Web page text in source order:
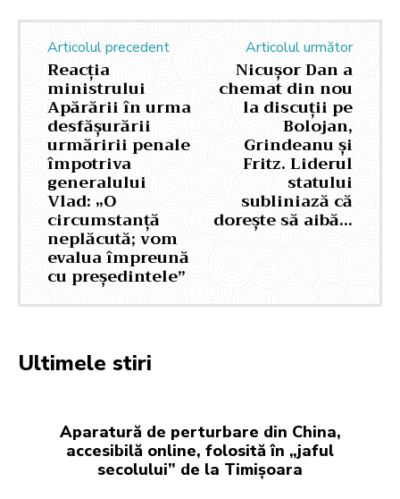
Articolul precedent
Reacția
ministrului
Apărării în urma
desfășurării
urmăririi penale
împotriva
generalului
Vlad: „O
circumstanță
neplăcută; vom
evalua împreună
cu președintele”
Articolul următor
Nicușor Dan a
chemat din nou
la discuții pe
Bolojan,
Grindeanu și
Fritz. Liderul
statului
subliniază că
dorește să aibă…
Ultimele stiri
Aparatură de perturbare din China,
accesibilă online, folosită în „jaful
secolului” de la Timișoara